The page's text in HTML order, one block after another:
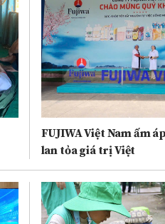
FUJIWA Việt Nam ấm
lan tỏa giá trị Việt